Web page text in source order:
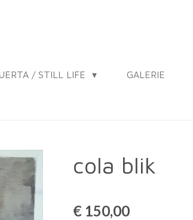
/ STILL LIFE GALERIE
cola blik
€ 150,00